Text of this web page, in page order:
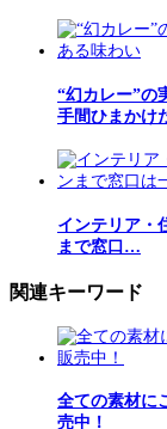
“幻カレー”の
手間ひまかけ
インテリア・
まで窓口…
関連キーワード
全ての素材に
売中！